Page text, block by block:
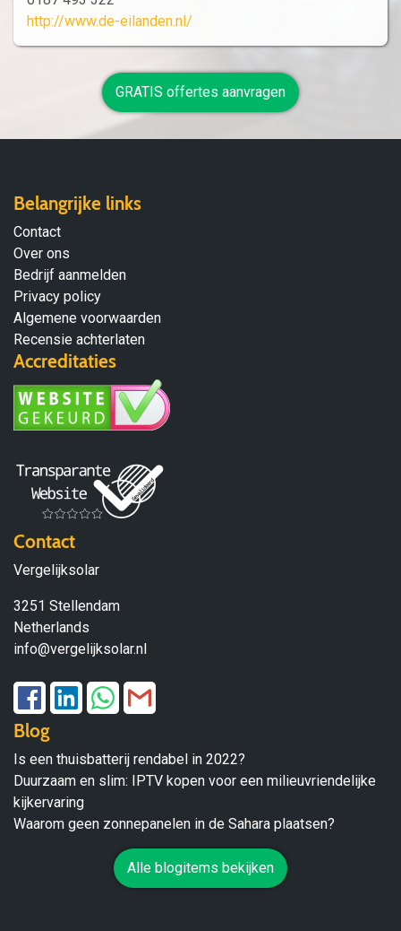
http://www.de-eilanden.nl/
GRATIS offertes aanvragen
Belangrijke links
Contact
Over ons
Bedrijf aanmelden
Privacy policy
Algemene voorwaarden
Recensie achterlaten
Accreditaties
Contact
Vergelijksolar
3251 Stellendam
Netherlands
info@vergelijksolar.nl
Blog
Is een thuisbatterij rendabel in 2022?
Duurzaam en slim: IPTV kopen voor een milieuvriendelijke
kijkervaring
Waarom geen zonnepanelen in de Sahara plaatsen?
Alle blogitems bekijken